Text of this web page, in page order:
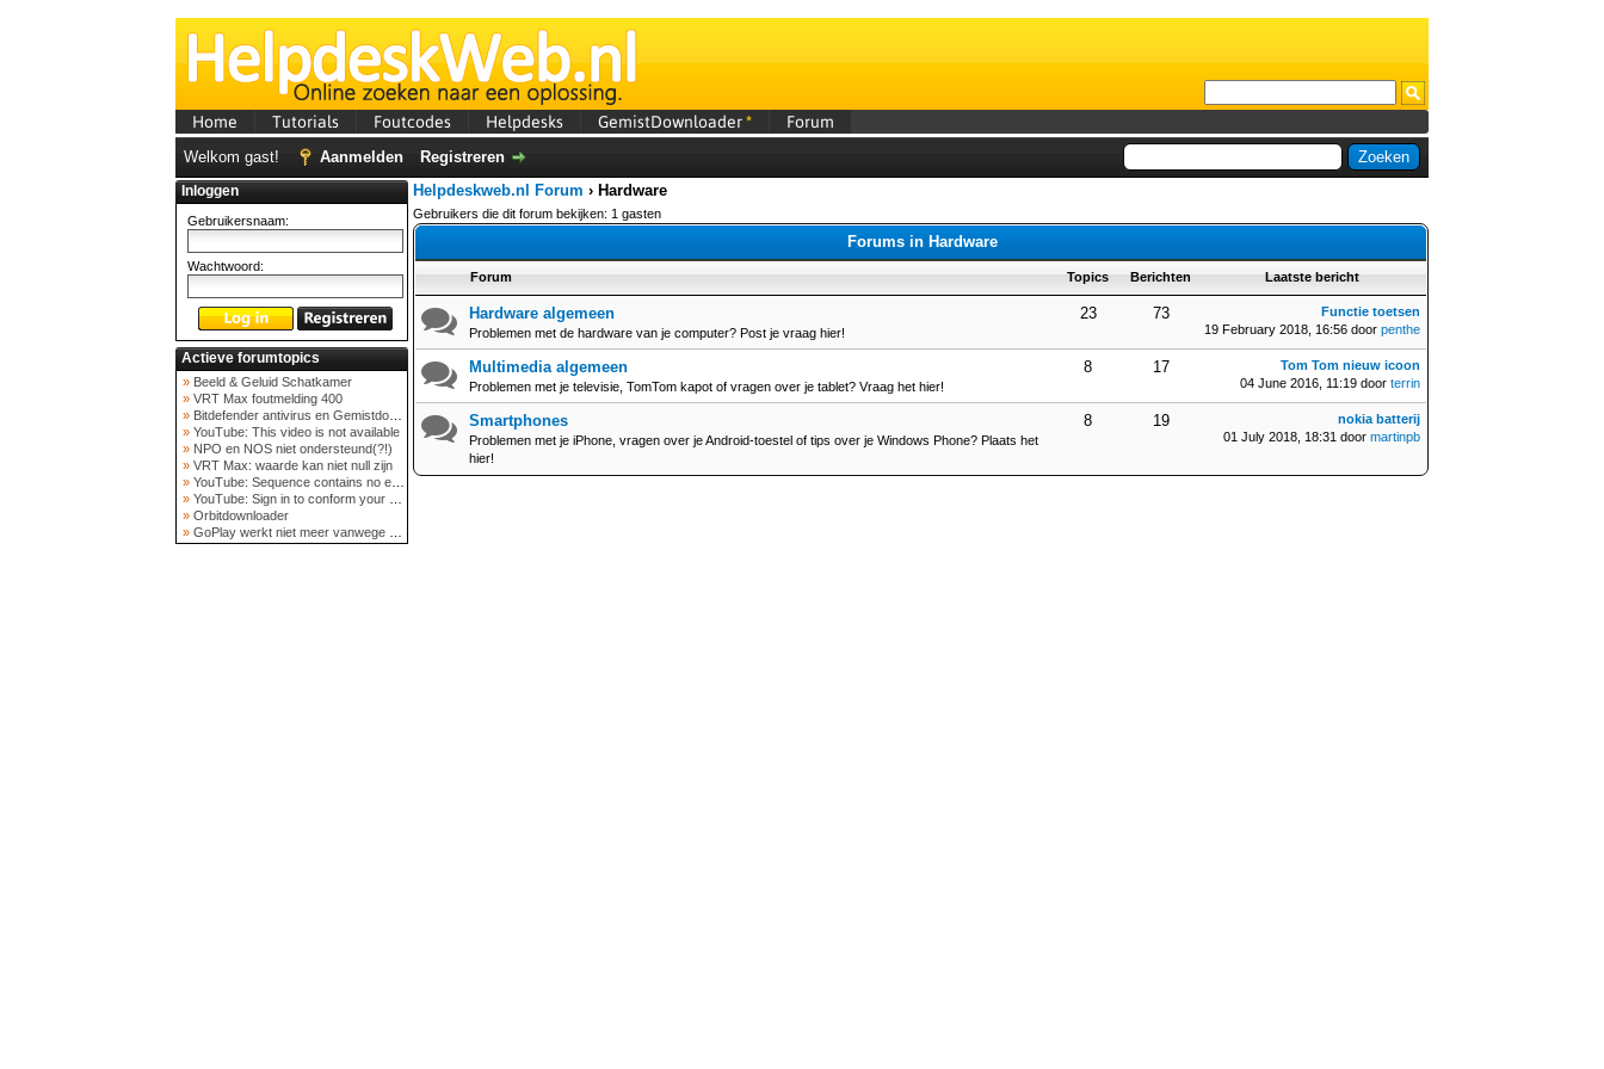
Home Tutorials Foutcodes Helpdesks GemistDownloader* Forum
Welkom gast! Aanmelden Registreren
Inloggen
Gebruikersnaam:
Wachtwoord:
Actieve forumtopics
» Beeld & Geluid Schatkamer
» VRT Max foutmelding 400
» Bitdefender antivirus en Gemistdowloader
» YouTube: This video is not available
» NPO en NOS niet ondersteund(?!)
» VRT Max: waarde kan niet null zijn
» YouTube: Sequence contains no elements
» YouTube: Sign in to conform your not a bot
» Orbitdownloader
» GoPlay werkt niet meer vanwege nieuwe webadres
Helpdeskweb.nl Forum › Hardware
Gebruikers die dit forum bekijken: 1 gasten
Forums in Hardware
Forum Topics Berichten Laatste bericht
Hardware algemeen
Problemen met de hardware van je computer? Post je vraag hier!
23 73
Functie toetsen
19 February 2018, 16:56 door penthe
Multimedia algemeen
Problemen met je televisie, TomTom kapot of vragen over je tablet? Vraag het hier!
8 17
Tom Tom nieuw icoon
04 June 2016, 11:19 door terrin
Smartphones
Problemen met je iPhone, vragen over je Android-toestel of tips over je Windows Phone? Plaats het
hier!
8 19
nokia batterij
01 July 2018, 18:31 door martinpb